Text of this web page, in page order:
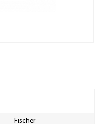
Fischer